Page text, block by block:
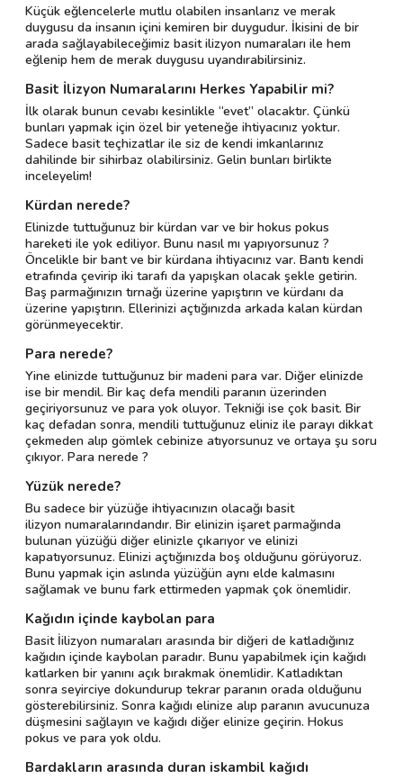
Küçük eğlencelerle mutlu olabilen insanlarız ve merak
duygusu da insanın içini kemiren bir duygudur. İkisini de bir
arada sağlayabileceğimiz basit ilizyon numaraları ile hem
eğlenip hem de merak duygusu uyandırabilirsiniz.
Basit İlizyon Numaralarını Herkes Yapabilir mi?
İlk olarak bunun cevabı kesinlikle “evet” olacaktır. Çünkü
bunları yapmak için özel bir yeteneğe ihtiyacınız yoktur.
Sadece basit teçhizatlar ile siz de kendi imkanlarınız
dahilinde bir sihirbaz olabilirsiniz. Gelin bunları birlikte
inceleyelim!
Kürdan nerede?
Elinizde tuttuğunuz bir kürdan var ve bir hokus pokus
hareketi ile yok ediliyor. Bunu nasıl mı yapıyorsunuz ?
Öncelikle bir bant ve bir kürdana ihtiyacınız var. Bantı kendi
etrafında çevirip iki tarafı da yapışkan olacak şekle getirin.
Baş parmağınızın tırnağı üzerine yapıştırın ve kürdanı da
üzerine yapıştırın. Ellerinizi açtığınızda arkada kalan kürdan
görünmeyecektir.
Para nerede?
Yine elinizde tuttuğunuz bir madeni para var. Diğer elinizde
ise bir mendil. Bir kaç defa mendili paranın üzerinden
geçiriyorsunuz ve para yok oluyor. Tekniği ise çok basit. Bir
kaç defadan sonra, mendili tuttuğunuz eliniz ile parayı dikkat
çekmeden alıp gömlek cebinize atıyorsunuz ve ortaya şu soru
çıkıyor. Para nerede ?
Yüzük nerede?
Bu sadece bir yüzüğe ihtiyacınızın olacağı basit
ilizyon numaralarındandır. Bir elinizin işaret parmağında
bulunan yüzüğü diğer elinizle çıkarıyor ve elinizi
kapatıyorsunuz. Elinizi açtığınızda boş olduğunu görüyoruz.
Bunu yapmak için aslında yüzüğün aynı elde kalmasını
sağlamak ve bunu fark ettirmeden yapmak çok önemlidir.
Kağıdın içinde kaybolan para
Basit İilizyon numaraları arasında bir diğeri de katladığınız
kağıdın içinde kaybolan paradır. Bunu yapabilmek için kağıdı
katlarken bir yanını açık bırakmak önemlidir. Katladıktan
sonra seyirciye dokundurup tekrar paranın orada olduğunu
gösterebilirsiniz. Sonra kağıdı elinize alıp paranın avucunuza
düşmesini sağlayın ve kağıdı diğer elinize geçirin. Hokus
pokus ve para yok oldu.
Bardakların arasında duran iskambil kağıdı